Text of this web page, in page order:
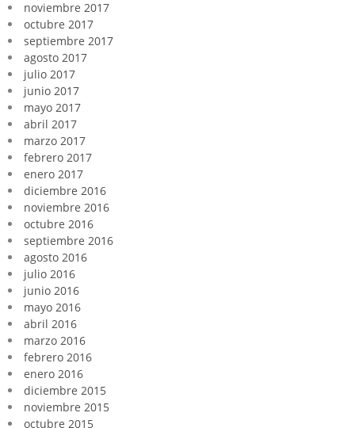
noviembre 2017
octubre 2017
septiembre 2017
agosto 2017
julio 2017
junio 2017
mayo 2017
abril 2017
marzo 2017
febrero 2017
enero 2017
diciembre 2016
noviembre 2016
octubre 2016
septiembre 2016
agosto 2016
julio 2016
junio 2016
mayo 2016
abril 2016
marzo 2016
febrero 2016
enero 2016
diciembre 2015
noviembre 2015
octubre 2015